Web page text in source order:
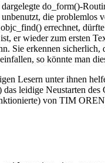
do_form()-
die problemlos
errechnet,
er wieder zum ersten
Sie erkennen
so könnte man
Lesern unter ihnen
leidige Neustarten
von TIM